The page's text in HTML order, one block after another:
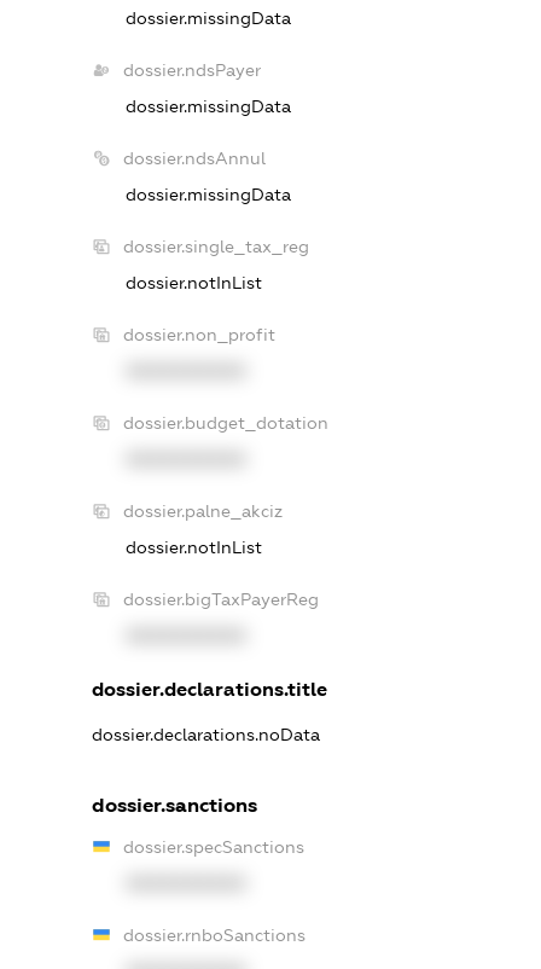
dossier.missingData
dossier.ndsPayer
dossier.missingData
dossier.ndsAnnul
dossier.missingData
dossier.single_tax_reg
dossier.notInList
dossier.non_profit
dossier.budget_dotation
dossier.palne_akciz
dossier.notInList
dossier.bigTaxPayerReg
dossier.declarations.title
dossier.declarations.noData
dossier.sanctions
dossier.specSanctions
dossier.rnboSanctions